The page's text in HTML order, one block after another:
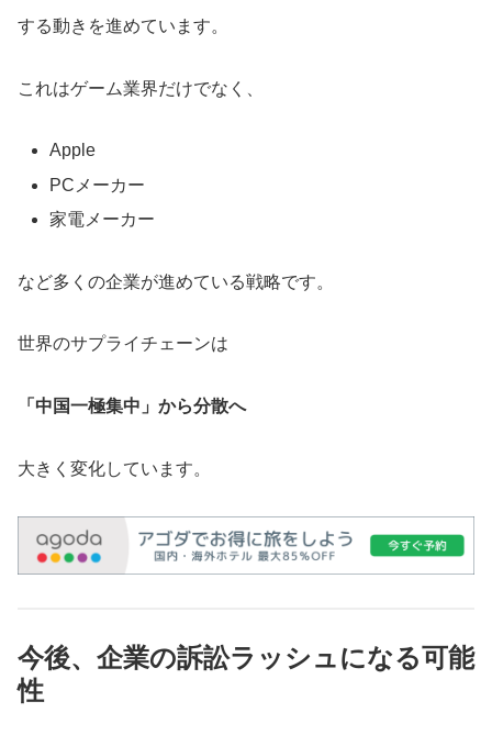
する動きを進めています。
これはゲーム業界だけでなく、
Apple
PCメーカー
家電メーカー
など多くの企業が進めている戦略です。
世界のサプライチェーンは
「中国一極集中」から分散へ
大きく変化しています。
今後、企業の訴訟ラッシュになる可能
性